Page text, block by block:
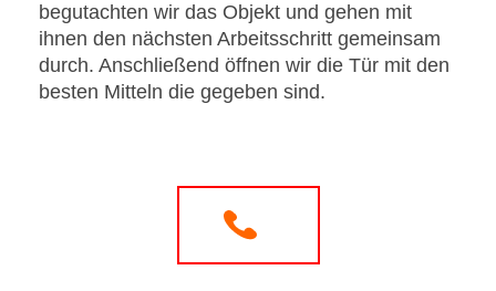
begutachten wir das Objekt und gehen mit
ihnen den nächsten Arbeitsschritt gemeinsam
durch. Anschließend öffnen wir die Tür mit den
besten Mitteln die gegeben sind.